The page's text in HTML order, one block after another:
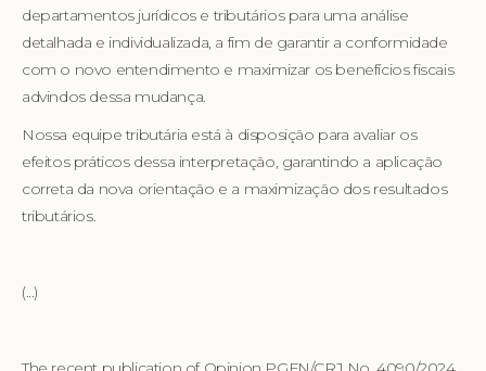
departamentos jurídicos e tributários para uma análise
detalhada e individualizada, a fim de garantir a conformidade
com o novo entendimento e maximizar os benefícios fiscais
advindos dessa mudança.
Nossa equipe tributária está à disposição para avaliar os
efeitos práticos dessa interpretação, garantindo a aplicação
correta da nova orientação e a maximização dos resultados
tributários.
(...)